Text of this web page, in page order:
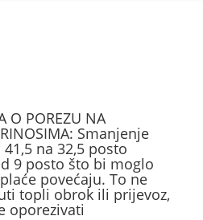
O POREZU NA
Smanjenje
na 32,5 posto
9 posto što bi moglo
povećaju. To ne
topli obrok ili prijevoz,
oporezivati